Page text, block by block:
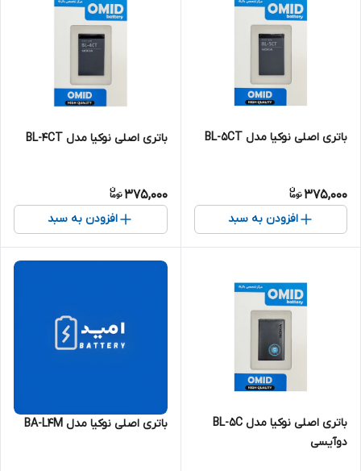
باتری اصلی نوکیا مدل BL-5CT
375,000
افزودن به سبد
باتری اصلی نوکیا مدل BL-4CT
375,000
افزودن به سبد
باتری اصلی نوکیا مدل BL-5C
دوآیسی
باتری اصلی نوکیا مدل BA-L4M